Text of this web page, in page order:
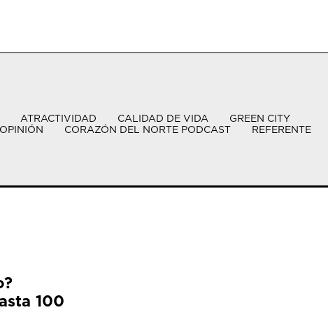
ATRACTIVIDAD CALIDAD DE VIDA
GREEN CITY
CORAZÓN DEL NORTE PODCAST REFERENTE
100